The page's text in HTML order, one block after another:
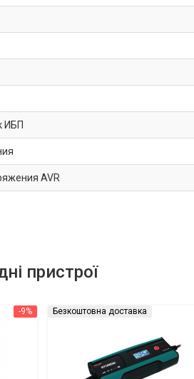
ИБП
AVR
пристрої
-9% Безкоштовна доставка